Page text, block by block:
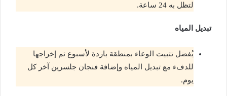
لتظل به 24 ساعة.
تبديل المياه
يُفضل تثبيت الوعاء بمنطقة باردة لأسبوع ثم إخراجها
للدفء مع تبديل المياه وإضافة فنجان جلسرين آخر كل
يوم.